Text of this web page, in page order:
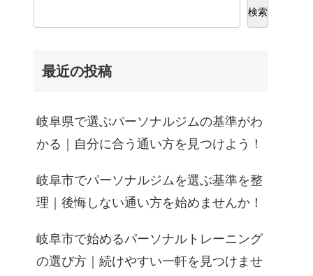
検索
最近の投稿
岐阜県で選ぶパーソナルジムの基準がわ
かる｜自分に合う通い方を見つけよう！
岐阜市でパーソナルジムを選ぶ基準を整
理｜後悔しない通い方を始めませんか！
岐阜市で始めるパーソナルトレーニング
の選び方｜続けやすい一軒を見つけませ